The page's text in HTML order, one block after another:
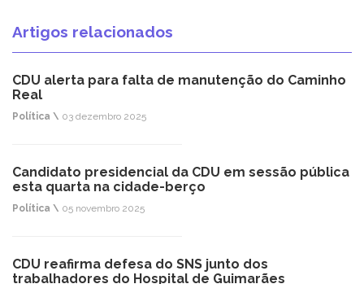
Artigos relacionados
CDU alerta para falta de manutenção do Caminho
Real
Política \ 03 dezembro 2025
Candidato presidencial da CDU em sessão pública
esta quarta na cidade-berço
Política \ 05 novembro 2025
CDU reafirma defesa do SNS junto dos
trabalhadores do Hospital de Guimarães